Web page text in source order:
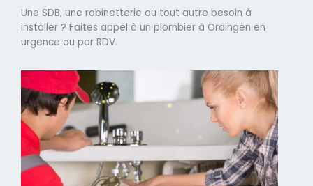
Une SDB, une robinetterie ou tout autre besoin à
installer ? Faites appel à un plombier à Ordingen en
urgence ou par RDV.